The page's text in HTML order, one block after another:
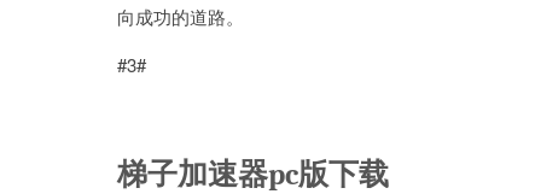
向成功的道路。
#3#
梯子加速器pc版下载